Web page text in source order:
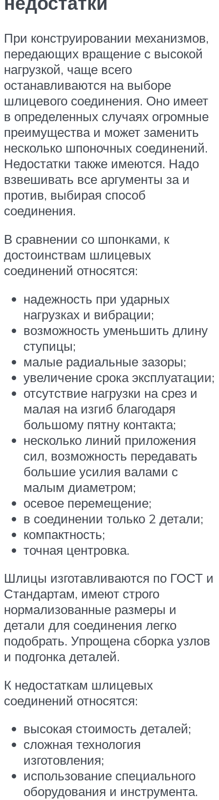
При конструировании механизмов,
передающих вращение с высокой
нагрузкой, чаще всего
останавливаются на выборе
шлицевого соединения. Оно имеет
в определенных случаях огромные
преимущества и может заменить
несколько шпоночных соединений.
Недостатки также имеются. Надо
взвешивать все аргументы за и
против, выбирая способ
соединения.
В сравнении со шпонками, к
достоинствам шлицевых
соединений относятся:
надежность при ударных
нагрузках и вибрации;
возможность уменьшить длину
ступицы;
малые радиальные зазоры;
увеличение срока эксплуатации;
отсутствие нагрузки на срез и
малая на изгиб благодаря
большому пятну контакта;
несколько линий приложения
сил, возможность передавать
большие усилия валами с
малым диаметром;
осевое перемещение;
в соединении только 2 детали;
компактность;
точная центровка.
Шлицы изготавливаются по ГОСТ и
Стандартам, имеют строго
нормализованные размеры и
детали для соединения легко
подобрать. Упрощена сборка узлов
и подгонка деталей.
К недостаткам шлицевых
соединений относятся:
высокая стоимость деталей;
сложная технология
изготовления;
использование специального
оборудования и инструмента.